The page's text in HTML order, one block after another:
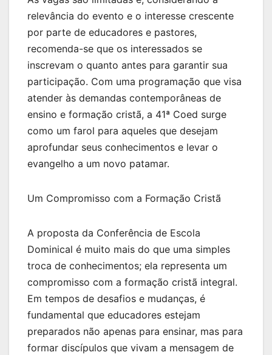
relevância do evento e o interesse crescente
por parte de educadores e pastores,
recomenda-se que os interessados se
inscrevam o quanto antes para garantir sua
participação. Com uma programação que visa
atender às demandas contemporâneas de
ensino e formação cristã, a 41ª Coed surge
como um farol para aqueles que desejam
aprofundar seus conhecimentos e levar o
evangelho a um novo patamar.
Um Compromisso com a Formação Cristã
A proposta da Conferência de Escola
Dominical é muito mais do que uma simples
troca de conhecimentos; ela representa um
compromisso com a formação cristã integral.
Em tempos de desafios e mudanças, é
fundamental que educadores estejam
preparados não apenas para ensinar, mas para
formar discípulos que vivam a mensagem de